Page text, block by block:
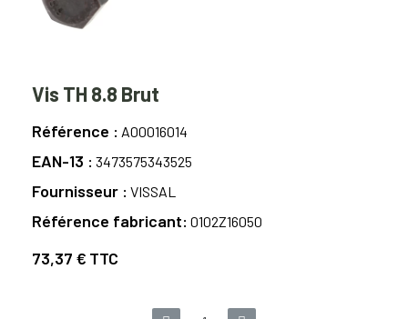
Vis TH 8.8 Brut
Référence A00016014
EAN-13 3473575343525
Fournisseur VISSAL
Référence fabricant 0102Z16050
73,37 € TTC